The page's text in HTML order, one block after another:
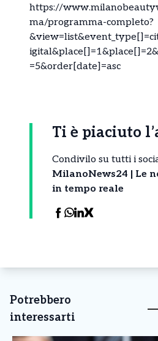
https://
ma/programma-completo?
=5&order[date]=asc
Ti è piaciuto
Condivilo su tutti i
MilanoNews24 | Le
in tempo reale
Potrebbero
interessarti